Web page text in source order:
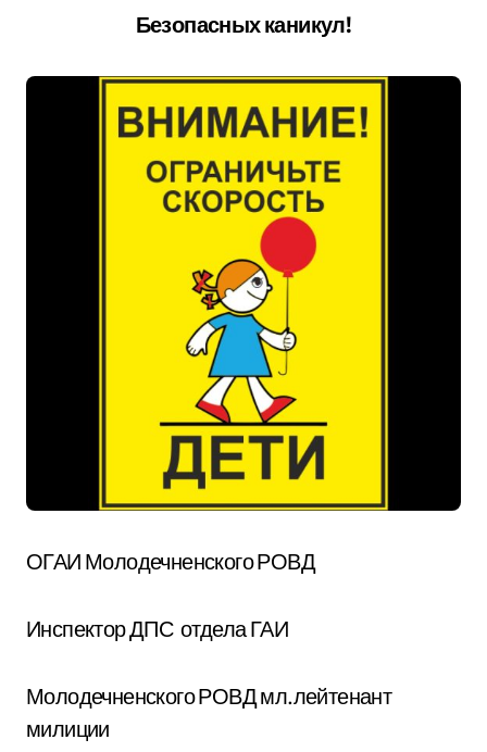
Безопасных каникул!
ОГАИ Молодечненского РОВД
Инспектор ДПС отдела ГАИ
Молодечненского РОВД мл.лейтенант
милиции